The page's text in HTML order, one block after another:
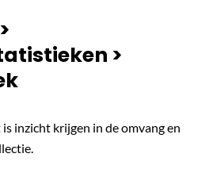
>
inzicht krijgen in de omvang en